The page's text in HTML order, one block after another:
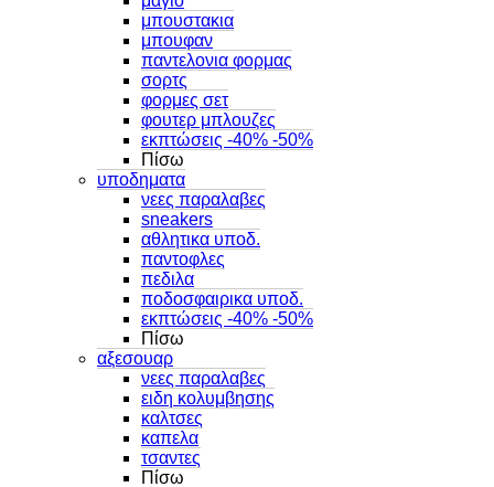
μπουστακια
μπουφαν
παντελονια φορμας
σορτς
φορμες σετ
φουτερ μπλουζες
εκπτώσεις -40% -50%
Πίσω
υποδηματα
νεες παραλαβες
sneakers
αθλητικα υποδ.
παντοφλες
πεδιλα
ποδοσφαιρικα υποδ.
εκπτώσεις -40% -50%
Πίσω
αξεσουαρ
νεες παραλαβες
ειδη κολυμβησης
καλτσες
καπελα
τσαντες
Πίσω